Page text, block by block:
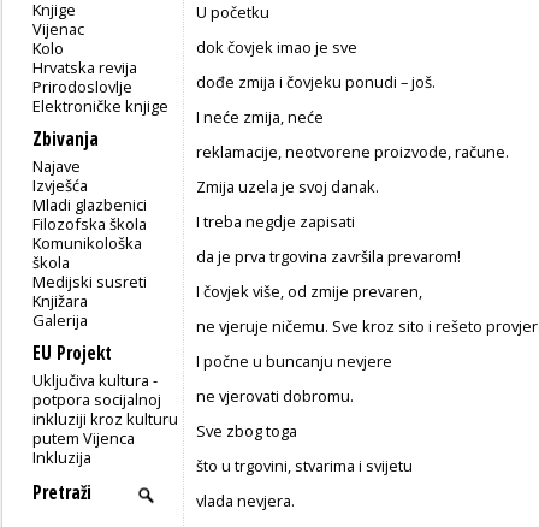
Knjige
Vijenac
Kolo
Hrvatska revija
Prirodoslovlje
Elektroničke knjige
Zbivanja
Najave
Izvješća
Mladi glazbenici
Filozofska škola
Komunikološka
škola
Medijski susreti
Knjižara
Galerija
EU Projekt
Uključiva kultura -
potpora socijalnoj
inkluziji kroz kulturu
putem Vijenca
Inkluzija
U početku
dok čovjek imao je sve
dođe zmija i čovjeku ponudi – još.
I neće zmija, neće
reklamacije, neotvorene proizvode, račune.
Zmija uzela je svoj danak.
I treba negdje zapisati
da je prva trgovina završila prevarom!
I čovjek više, od zmije prevaren,
ne vjeruje ničemu. Sve kroz sito i rešeto
I počne u buncanju nevjere
ne vjerovati dobromu.
Sve zbog toga
što u trgovini, stvarima i svijetu
vlada nevjera.